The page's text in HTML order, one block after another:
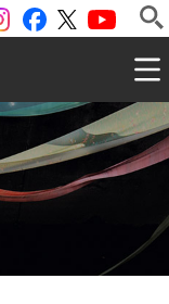
ツイッター
Facebook
instagram
会 Shinjuku